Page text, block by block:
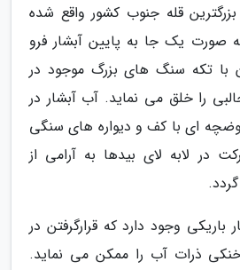
بزرگترین قله جنوب کشور واقع شده
صورت یک جا به پایین آبشار فرو
با تکه سنگ های بزرگ موجود در
را خلق می نماید. آب آبشار در
ای با کف و دیواره های سنگی
در لابه لای بیدها به آرامی از
باریکی وجود دارد که قرارگرفتن در
ذرات آب را ممکن می نماید.